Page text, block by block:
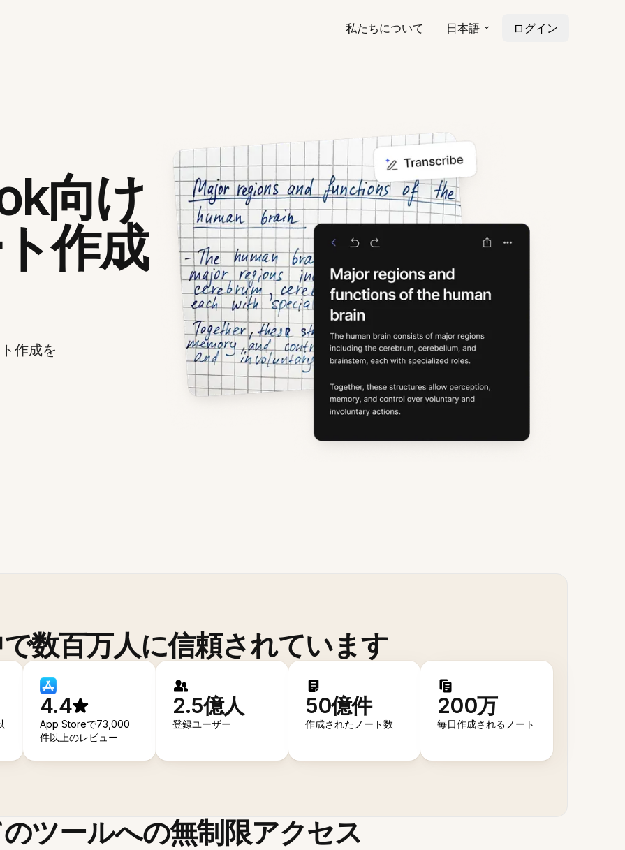
私たちについて 日本語 ログイン
向け
作成
作成を
数百万人に信頼されています
4.4
App Storeで73,000
件以上のレビュー
2.5億人
登録ユーザー
50億件
作成されたノート数
200万
毎日作成されるノート
ツールへの無制限アクセス